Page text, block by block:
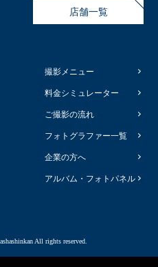
店舗一覧
撮影メニュー
料金シミュレーター
ご撮影の流れ
フォトグラファー一覧
企業の方へ
アルバム・フォトパネル
All rights reserved.